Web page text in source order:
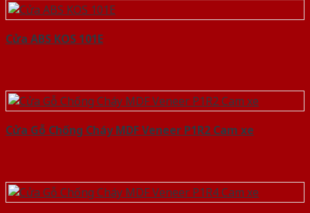
Cửa ABS KOS 101E
Cửa Gỗ Chống Cháy MDF Veneer P1R2 Cam xe